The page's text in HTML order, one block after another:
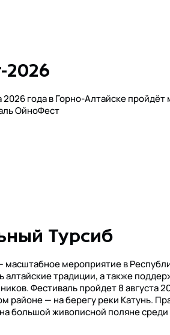
2026 года в Горно-Алтайске
ОйноФест
Турсиб
масштабное мероприятие в
алтайские традиции, а также
Фестиваль пройдет 8 августа
районе — на берегу реки Катунь.
большой живописной поляне среди